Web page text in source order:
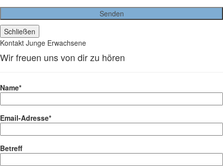
Schließen
Kontakt Junge Erwachsene
Wir freuen uns von dir zu hören
Name*
Email-Adresse*
Betreff